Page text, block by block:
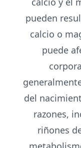
pueden
calcio o
puede
del
razones,
riñones